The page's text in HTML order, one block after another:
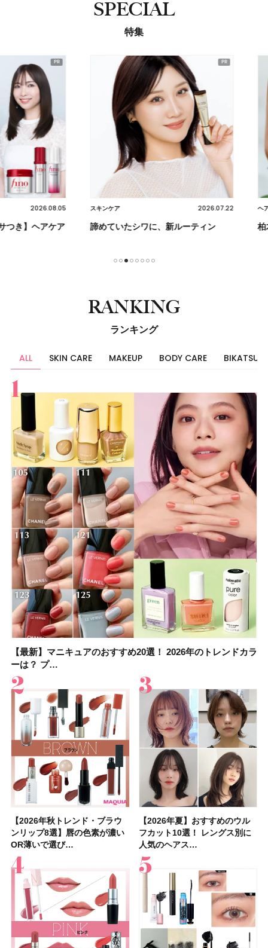
SPECIAL
特集
2026.08.05
ヘアケア
スキンケア 2026.07.22
諦めていたシワに、新ルーティン
ヘア
柏木由
RANKING
ランキング
ALL SKIN CARE MAKEUP BODY CARE BIKATSU
すべて
【最新】マニキュアのおすすめ20選！ 2026年のトレンドカラ
ーは？ プ…
【2026年秋トレンド・ブラウ
ンリップ8選】唇の色素が濃い
OR薄いで選び…
【2026年夏】おすすめのウル
フカット10選！ レングス別に
人気のヘアス…
スキンケア
大野真理子さんのリピ買い「ブライトニング」14選！ 透明肌
の秘訣を公開
【石井美保さん】おすすめの
「ブライトニング」11選！ ス
キンケアからサプ…
【上田竜也さんのマイベストコ
スメ５選】大人になって開眼し
たからこそ愛が深…
メイク
【最新】マニキュアのおすすめ20選！ 2026年のトレンドカラ
ーは？ プ…
【2026年秋トレンド・ブラウ
ンリップ8選】唇の色素が濃い
OR薄いで選び…
【2026年新作】大人の「ピン
クリップ」おすすめ8選！ 唇の
色別にプロが…
ボディケア
【2026夏】「香水・フレグランス」ランキングTOP5！＜美
容マニア・マ…
【2026年】ボディ用日焼け止
めUVのおすすめ20選！ この夏
注目の人気…
【クリスマスコフレ2026】
HACCIのホリデーギフトが豪華
すぎると話題…
美活
【板野友美さんの美活】「実はうねりやすいクセ毛なんで
す」美しいロングヘア…
【簡単・夏バテ防止レシピ12
選】食欲がない日にもおすす
め！ さっぱりご飯…
【美容系・伊能忠敬界隈】上西
星来さんは5年間1日1万歩を継
続！ 歩くとき…
ヘア
【2026年夏】40代におすすめの髪型30選！ 若く見える・手
入れが楽な…
【2026年夏】おすすめのウル
フカット10選！ レングス別に
人気のヘアス…
【2026年夏】おすすめの髪型
36選！ショート・ボブ・ミディ
アム・ロング…
ライフスタイル
【フォロー＆いいねで当たる】中国割烹旅館 掬水亭の宿泊券
を1組2名様にプ…
【鈴木えみさんの愛用品30選】
コスメ・スキンケア・ヘアケア
etc.お気に…
【橋本環奈さんの美容Q&A】
顔用コスメで全身ケア！「お尻
や脚も喜んでくれ…
ビューティーズ
【セザンヌ】「ブライトカラーシーラー」新色グリーンが8/7
に発売｜既存色…
【セザンヌ】8/7新色追加！
「ウォータリーティントリップ
」10モモピュ…
【スック2026新作】秋コレク
ションを全品スウォッチ&イエ
ベブルベ分け！